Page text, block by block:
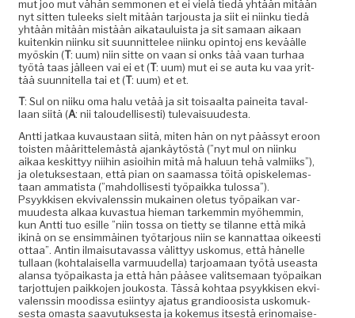
mut joo mut vähän sem­mo­nen et ei vielä tiedä yhtään mitään
nyt sit­ten tuleeks sielt mitään tar­jous­ta ja siit ei niinku tiedä
yhtään mitään mis­tään aikatauluista ja sit samaan aikaan
kuitenkin niinku sit suun­nit­telee niinku opin­toj ens keväälle
myöskin (T: uum) niin sitte on vaan si onks tää vaan turhaa
työtä taas jälleen vai ei et (T: uum) mut ei se auta ku vaa yrit­
tää suun­nitel­la tai et (T: uum) et et.
T: Sul on niiku oma halu vetää ja sit toisaal­ta painei­ta taval­
laan siitä (A: nii taloudel­lis­es­ti) tulevaisuudesta.
Antti jatkaa kuvaus­taan siitä, miten hän on nyt päässyt eroon
tois­t­en määrit­telemästä ajankäytöstä (”nyt mul on niinku
aikaa keskit­tyy niihin asioi­hin mitä mä halu­un tehä valmi­iks”),
ja ole­tuk­ses­taan, että pian on saa­mas­sa töitä opiskele­mas­
taan amma­tista (”mah­dol­lis­es­ti työ­paik­ka tulos­sa”).
Psyykkisen ekvi­valenssin mukainen ole­tus työ­paikan var­
muud­es­ta alkaa kuvas­tua hie­man tarkem­min myöhem­min,
kun Antti tuo esille ”niin tossa on tiet­ty se tilanne että mikä
ikinä on se ensim­mäi­nen työ­tar­jous niin se kan­nat­taa oikeesti
ottaa”. Antin ilmaisu­tavas­sa välit­tyy usko­mus, että hänelle
tul­laan (kohta­laisel­la var­muudel­la) tar­joa­maan työtä use­asta
alansa työ­paikas­ta ja että hän pääsee val­it­se­maan työ­paikan
tar­jot­tu­jen paikko­jen joukos­ta. Tässä kohtaa psyykkisen ekvi­
valenssin mood­is­sa esi­in­tyy aja­tus grandioosista usko­muk­
ses­ta omas­ta saavu­tuk­ses­ta ja koke­mus itses­tä eri­no­maise­